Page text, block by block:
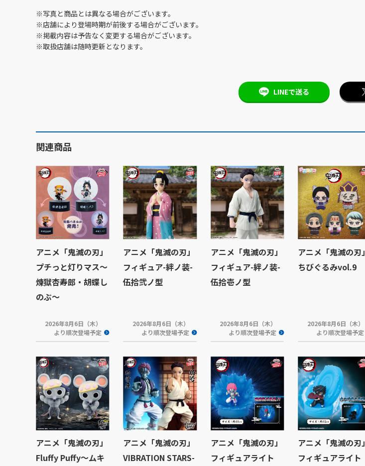
※写真と商品とは異なる場合がございます。
※店舗により登場時期が前後する場合がございます。
※掲載内容は予告なく変更する場合がございます。
※取扱店舗は随時更新となります。
LINEで送る
関連商品
アニメ「鬼滅の刃」
プチっと灯りマス～
煉獄杏寿郎・胡蝶し
のぶ～
2026年8月6日（木）
より順次登場予定
アニメ「鬼滅の刃」
フィギュア-絆ノ装-
伍拾弐ノ型
2026年8月6日（木）
より順次登場予定
アニメ「鬼滅の刃」
フィギュア-絆ノ装-
伍拾壱ノ型
2026年8月6日（木）
より順次登場予定
アニメ「鬼滅の刃」
ちびぐるみvol.9
2026年8月6日（木）
より順次登場予定
アニメ「鬼滅の刃」
Fluffy Puffy～ムキ
アニメ「鬼滅の刃」
VIBRATION STARS-
アニメ「鬼滅の刃」
フィギュアライト
アニメ「鬼滅の刃」
フィギュアライト